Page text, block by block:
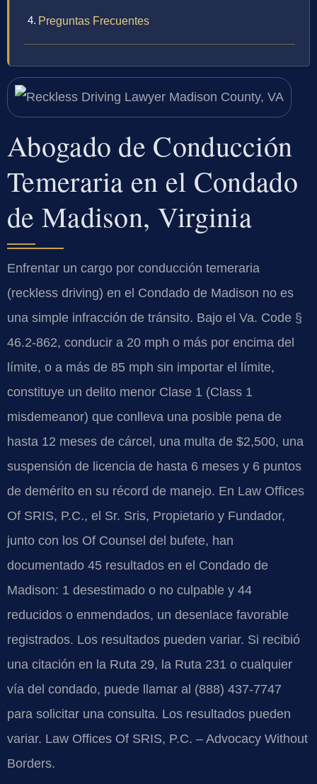
Preguntas Frecuentes
Abogado de Conducción
Temeraria en el Condado
de Madison, Virginia
Enfrentar un cargo por conducción temeraria
(reckless driving) en el Condado de Madison no es
una simple infracción de tránsito. Bajo el Va. Code §
46.2-862, conducir a 20 mph o más por encima del
límite, o a más de 85 mph sin importar el límite,
constituye un delito menor Clase 1 (Class 1
misdemeanor) que conlleva una posible pena de
hasta 12 meses de cárcel, una multa de $2,500, una
suspensión de licencia de hasta 6 meses y 6 puntos
de demérito en su récord de manejo. En Law Offices
Of SRIS, P.C., el Sr. Sris, Propietario y Fundador,
junto con los Of Counsel del bufete, han
documentado 45 resultados en el Condado de
Madison: 1 desestimado o no culpable y 44
reducidos o enmendados, un desenlace favorable
registrados. Los resultados pueden variar. Si recibió
una citación en la Ruta 29, la Ruta 231 o cualquier
vía del condado, puede llamar al (888) 437-7747
para solicitar una consulta. Los resultados pueden
variar. Law Offices Of SRIS, P.C. – Advocacy Without
Borders.